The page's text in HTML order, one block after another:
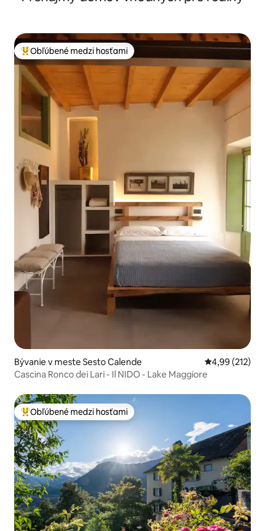
Najobľúbenejšie medzi hosťami
Obľúbené medzi hosťami
Bývanie v meste Sesto Calende Priemerné
4,99 (212)
Cascina Ronco dei Lari - Il NIDO - Lake Maggiore
Najobľúbenejšie medzi hosťami
Obľúbené medzi hosťami